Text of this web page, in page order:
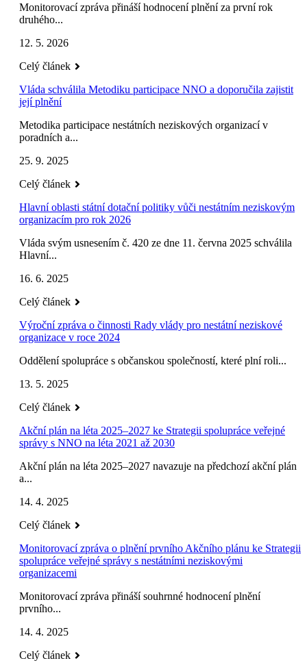
Monitorovací zpráva přináší hodnocení plnění za první rok
druhého...
12. 5. 2026
Celý článek
Vláda schválila Metodiku participace NNO a doporučila zajistit
její plnění
Metodika participace nestátních neziskových organizací v
poradních a...
25. 9. 2025
Celý článek
Hlavní oblasti státní dotační politiky vůči nestátním neziskovým
organizacím pro rok 2026
Vláda svým usnesením č. 420 ze dne 11. června 2025 schválila
Hlavní...
16. 6. 2025
Celý článek
Výroční zpráva o činnosti Rady vlády pro nestátní neziskové
organizace v roce 2024
Oddělení spolupráce s občanskou společností, které plní roli...
13. 5. 2025
Celý článek
Akční plán na léta 2025–2027 ke Strategii spolupráce veřejné
správy s NNO na léta 2021 až 2030
Akční plán na léta 2025–2027 navazuje na předchozí akční plán
a...
14. 4. 2025
Celý článek
Monitorovací zpráva o plnění prvního Akčního plánu ke Strategii
spolupráce veřejné správy s nestátními neziskovými
organizacemi
Monitorovací zpráva přináší souhrnné hodnocení plnění
prvního...
14. 4. 2025
Celý článek